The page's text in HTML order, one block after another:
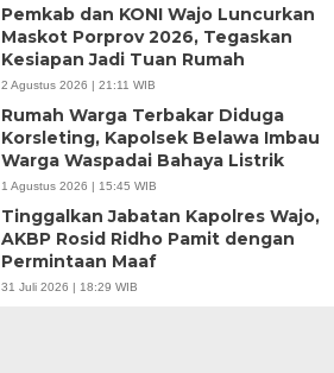
Pemkab dan KONI Wajo Luncurkan
Maskot Porprov 2026, Tegaskan
Kesiapan Jadi Tuan Rumah
2 Agustus 2026 | 21:11 WIB
Rumah Warga Terbakar Diduga
Korsleting, Kapolsek Belawa Imbau
Warga Waspadai Bahaya Listrik
1 Agustus 2026 | 15:45 WIB
Tinggalkan Jabatan Kapolres Wajo,
AKBP Rosid Ridho Pamit dengan
Permintaan Maaf
31 Juli 2026 | 18:29 WIB